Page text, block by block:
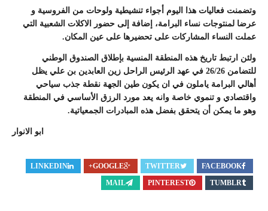
وتضمنت فعاليات هذا اليوم أجواء تنشيطية ولوحات من الفروسية و
عرضا لمنتوجات نساء البرامة، إضافة إلى حضور الاكلات الشعبية التي
عملت النساء المشاركات على تحضيرها على عين المكان.
ولئن ارتبط تاريخ هذه المنطقة المنسية بإطلاق الصندوق الوطني
للتضامن 26/26 في عهد الرئيس الراحل زين العابدين بن علي يظل
أهالي البرامة ياملون في ان يكون طين الجهة نقطة جذب سياحي
واقتصادي و تنموي خاصة وانه يعد مورد الرزق الأساسي في المنطقة
وهو ما يمكن أن يتحقق بفضل هذه المبادرات الجمعياتية.
ابو الانوار
FACEBOOK
TWITTER
GOOGLE+
LINKEDIN
TUMBLR
PINTEREST
MAIL